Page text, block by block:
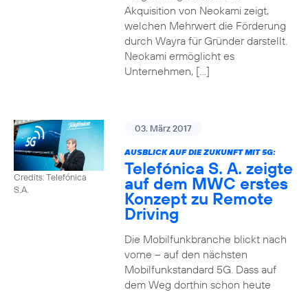
Akquisition von Neokami zeigt,
welchen Mehrwert die Förderung
durch Wayra für Gründer darstellt.
Neokami ermöglicht es
Unternehmen, […]
Credits: Telefónica
S.A.
03. März 2017
AUSBLICK AUF DIE ZUKUNFT MIT 5G:
Telefónica S. A. zeigte
auf dem MWC erstes
Konzept zu Remote
Driving
Die Mobilfunkbranche blickt nach
vorne – auf den nächsten
Mobilfunkstandard 5G. Dass auf
dem Weg dorthin schon heute